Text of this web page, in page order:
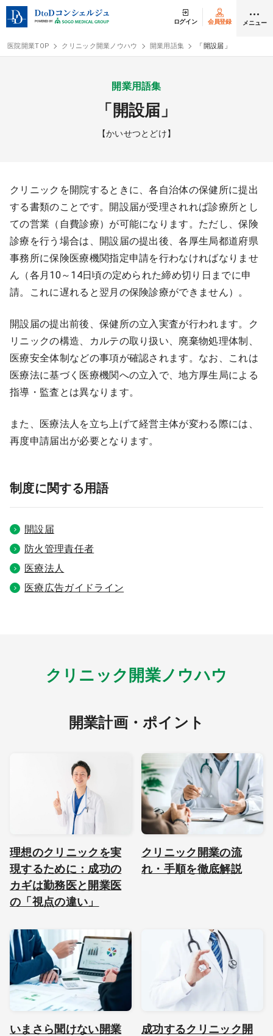
ログイン 会員登録 メニュー
開業までの流れ
開業スタイル
開業スタイル TOP
医療モール開業
継承開業（医院継承）
新規開業（戸建て・テナント）
物件検索
コンサルタント
開業支援事例
開業支援事例
施工事例
開業ノウハウ
受付時間
0120-315-606
医院開業TOP クリニック開業ノウハウ 開業用語集 「開設届」
開業用語集
「開設届」
【かいせつとどけ】
クリニックを開院するときに、各自治体の保健所に提出
する書類のことです。開設届が受理されれば診療所とし
ての営業（自費診療）が可能になります。ただし、保険
診療を行う場合は、開設届の提出後、各厚生局都道府県
事務所に保険医療機関指定申請を行わなければなりませ
ん（各月10～14日頃の定められた締め切り日までに申
請。これに遅れると翌月の保険診療ができません）。
開設届の提出前後、保健所の立入実査が行われます。ク
リニックの構造、カルテの取り扱い、廃棄物処理体制、
医療安全体制などの事項が確認されます。なお、これは
医療法に基づく医療機関への立入で、地方厚生局による
指導・監査とは異なります。
また、医療法人を立ち上げて経営主体が変わる際には、
再度申請届出が必要となります。
制度に関する用語
開設届
防火管理責任者
医療法人
医療広告ガイドライン
クリニック開業ノウハウ
開業計画・ポイント
理想のクリニックを実
現するために：成功の
カギは勤務医と開業医
の「視点の違い」
クリニック開業の流
れ・手順を徹底解説
いまさら聞けない開業
成功するクリニック開